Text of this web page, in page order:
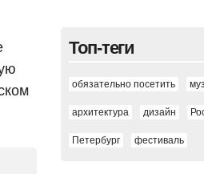
Топ-теги
обязательно посетить
архитектура дизайн
Петербург фестиваль